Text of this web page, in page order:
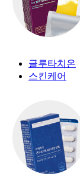
글루타치온
스킨케어